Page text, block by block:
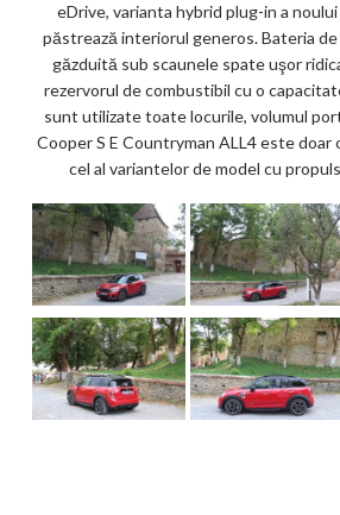
eDrive, varianta hybrid plug-in a
păstrează interiorul generos. Bateria
găzduită sub scaunele spate uşor
rezervorul de combustibil cu o
sunt utilizate toate locurile, volumul
Cooper S E Countryman ALL4 este doar
cel al variantelor de model cu